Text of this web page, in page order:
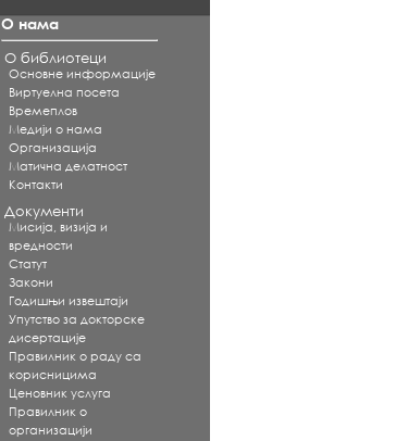
О нама
О библиотеци
Основне информације
Виртуелна посета
Времеплов
Медији о нама
Организација
Матична делатност
Контакти
Документи
Мисија, визија и
вредности
Статут
Закони
Годишњи извештаји
Упутство за докторске
дисертације
Правилник о раду са
корисницима
Ценовник услуга
Правилник о
организацији